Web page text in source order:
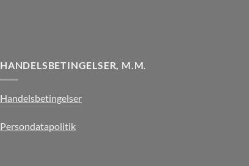
HANDELSBETINGELSER, M.M.
Handelsbetingelser
Persondatapolitik